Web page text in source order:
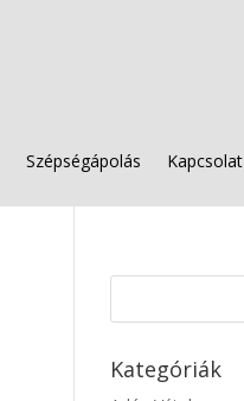
Szépségápolás Kapcsolat
Kategóriák